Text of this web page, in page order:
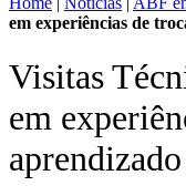
em experiências de
Visitas
em
aprendizado